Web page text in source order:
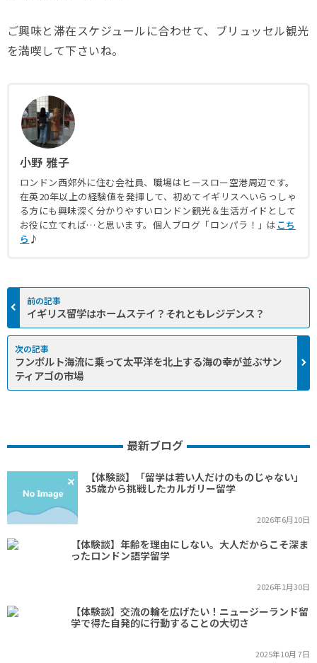
ご興味と滞在スケジュールに合わせて、ブリュッセル観光
を満喫して下さいね。
小野 雅子
ロンドン西郊外に住む会社員、職場はヒースロー空港周辺です。
在英20年以上の経験値を発揮して、初めてイギリスへいらっしゃ
る方にも興味深く分かりやすいロンドン観光＆生活ガイドとして
お役に立てれば…と思います。個人ブログ「ロンパラ！」は こち
ら ♪
イギリス留学はホームステイ？それともレジデンス？
フンボルト海流に乗って太平洋を北上する海の幸が並ぶサン
ティアゴの市場
最新ブログ
【体験談】「留学は若い人だけのものじゃない」
35歳から挑戦したカルガリー留学
2026年6月10日
【体験談】年齢を理由にしない。大人だからこそ深ま
ったロンドン語学留学
2026年1月30日
【体験談】交流の輪を広げたい！ニュージーランド留
学で得た自発的に行動することの大切さ
2025年10月 7日